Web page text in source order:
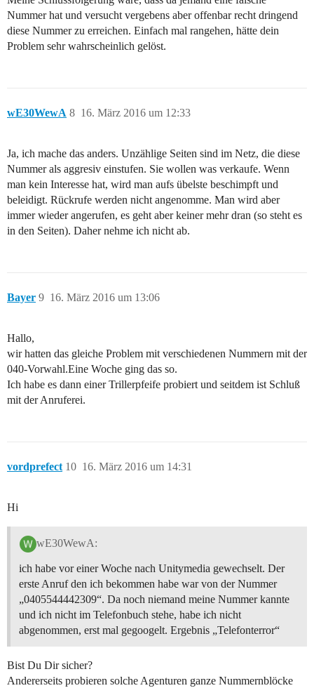
Nummer hat und versucht vergebens aber offenbar recht dringend
diese Nummer zu erreichen. Einfach mal rangehen, hätte dein
Problem sehr wahrscheinlich gelöst.
wE30WewA 16. März 2016 um 12:33
8
Ja, ich mache das anders. Unzählige Seiten sind im Netz, die diese
Nummer als aggresiv einstufen. Sie wollen was verkaufe. Wenn
man kein Interesse hat, wird man aufs übelste beschimpft und
beleidigt. Rückrufe werden nicht angenomme. Man wird aber
immer wieder angerufen, es geht aber keiner mehr dran (so steht es
in den Seiten). Daher nehme ich nicht ab.
Bayer 16. März 2016 um 13:06
9
Hallo,
wir hatten das gleiche Problem mit verschiedenen Nummern mit der
040-Vorwahl.Eine Woche ging das so.
Ich habe es dann einer Trillerpfeife probiert und seitdem ist Schluß
mit der Anruferei.
vordprefect 16. März 2016 um 14:31
10
Hi
wE30WewA:
ich habe vor einer Woche nach Unitymedia gewechselt. Der
erste Anruf den ich bekommen habe war von der Nummer
„0405544442309“. Da noch niemand meine Nummer kannte
und ich nicht im Telefonbuch stehe, habe ich nicht
abgenommen, erst mal gegoogelt. Ergebnis „Telefonterror“
Bist Du Dir sicher?
Andererseits probieren solche Agenturen ganze Nummernblöcke